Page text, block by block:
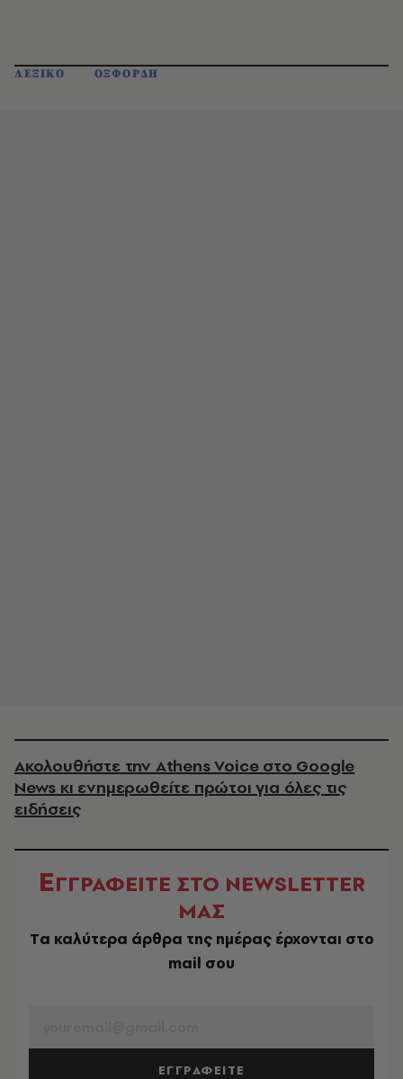
ΛΕΞΙΚΟ ΟΞΦΟΡΔΗ
Ακολουθήστε την Athens Voice στο Google
News κι ενημερωθείτε πρώτοι για όλες τις
ειδήσεις
ΕΓΓΡΑΦΕΙΤΕ ΣΤΟ NEWSLETTER
ΜΑΣ
Tα καλύτερα άρθρα της ημέρας έρχονται στο
mail σου
ΕΓΓΡΑΦΕΙΤΕ